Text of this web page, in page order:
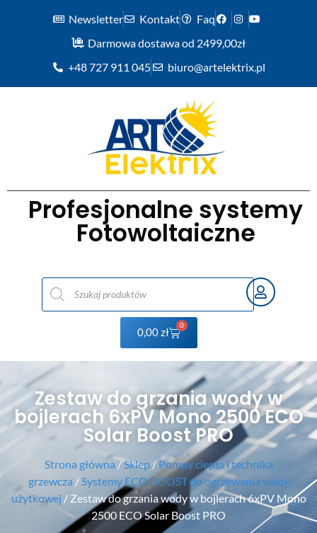
Newsletter Kontakt
Faq
Darmowa dostawa od 2499,00zł
+48 727 911 045
biuro@artelektrix.pl
Profesjonalne systemy
Fotowoltaiczne
0,00zł
0
Zestaw do grzania wody w
bojlerach 6xPV Mono 2500 ECO
Solar Boost PRO
Strona główna/Sklep/ Pompy ciepła i technika
grzewcza / Systemy ECO BOOST do ogrzewania wody
użytkowej / Zestaw do grzania wody w bojlerach 6xPV Mono
2500 ECO Solar Boost PRO